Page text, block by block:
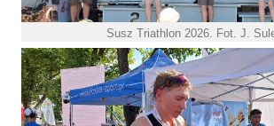
Susz Triathlon 2026. Fot. J.